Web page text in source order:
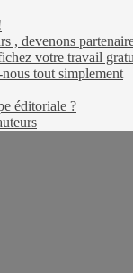
, devenons
votre travail
tout simplement
éditoriale ?